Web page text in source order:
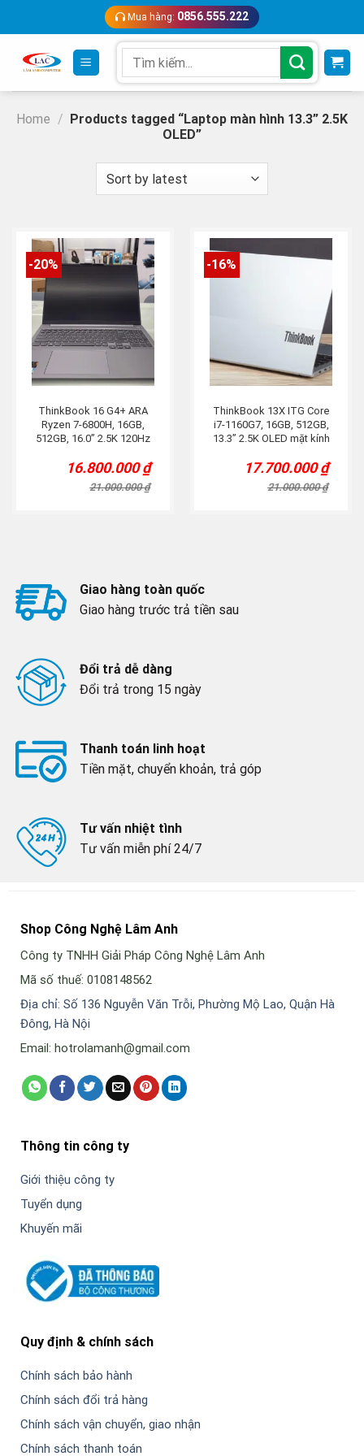
content
Mua hàng: 0856.555.222
for:
Home / Products tagged “Laptop màn hình 13.3” 2.5K
OLED”
-20%
ThinkBook 16 G4+ ARA
Ryzen 7-6800H, 16GB,
512GB, 16.0” 2.5K 120Hz
21.000.000₫
Original
price
was:
16.800.000₫
Current
price
is:
-16%
ThinkBook 13X ITG Core
i7-1160G7, 16GB, 512GB,
13.3” 2.5K OLED mặt kính
21.000.000₫
Original
price
was:
17.700.000₫
Current
price
is:
Giao hàng toàn quốc
Giao hàng trước trả tiền sau
Đổi trả dễ dàng
Đổi trả trong 15 ngày
Thanh toán linh hoạt
Tiền mặt, chuyển khoản, trả góp
Tư vấn nhiệt tình
Tư vấn miễn phí 24/7
Shop Công Nghệ Lâm Anh
Công ty TNHH Giải Pháp Công Nghệ Lâm Anh
Mã số thuế: 0108148562
Địa chỉ: Số 136 Nguyễn Văn Trỗi, Phường Mộ Lao, Quận Hà
Đông, Hà Nội
Email: hotrolamanh@gmail.com
Thông tin công ty
Giới thiệu công ty
Tuyển dụng
Khuyến mãi
Quy định & chính sách
Chính sách bảo hành
Chính sách đổi trả hàng
Chính sách vận chuyển, giao nhận
Chính sách thanh toán